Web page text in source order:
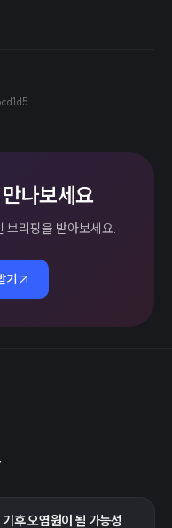
나보세요
리핑을 받아보세요.
기
후 오염원이 될 가능성